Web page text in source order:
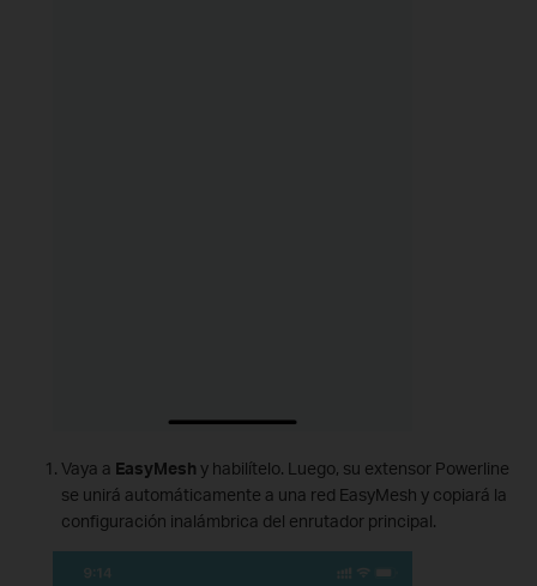
Vaya a EasyMesh y habilítelo. Luego, su extensor Powerline
se unirá automáticamente a una red EasyMesh y copiará la
configuración inalámbrica del enrutador principal.